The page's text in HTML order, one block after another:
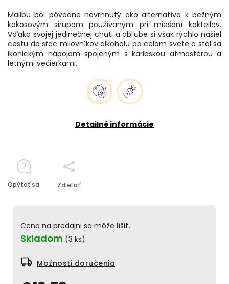
Cena na predajni sa môže líšiť.
Skladom (3 ks)
Možnosti doručenia
Malibu bol pôvodne navrhnutý ako alternatíva k bežným
kokosovým sirupom používaným pri miešaní kokteilov.
Vďaka svojej jedinečnej chuti a obľube si však rýchlo našiel
cestu do sŕdc milovníkov alkoholu po celom svete a stal sa
ikonickým nápojom spojeným s karibskou atmosférou a
letnými večierkami.
Detailné informácie
Opýtať sa Zdieľať